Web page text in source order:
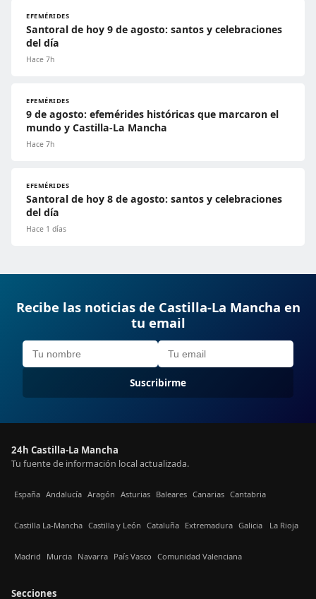
EFEMÉRIDES
Santoral de hoy 9 de agosto: santos y celebraciones
del día
Hace 7h
EFEMÉRIDES
9 de agosto: efemérides históricas que marcaron el
mundo y Castilla-La Mancha
Hace 7h
EFEMÉRIDES
Santoral de hoy 8 de agosto: santos y celebraciones
del día
Hace 1 días
Recibe las noticias de Castilla-La Mancha en
tu email
Suscribirme
24h Castilla-La Mancha
Tu fuente de información local actualizada.
España Andalucía Aragón Asturias Baleares Canarias Cantabria
Castilla La-Mancha Castilla y León Cataluña Extremadura Galicia La Rioja
Madrid Murcia Navarra País Vasco Comunidad Valenciana
Secciones